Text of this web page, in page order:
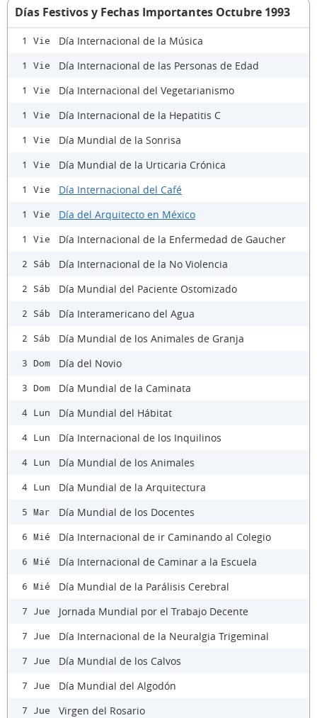
Días Festivos y Fechas Importantes Octubre 1993
1 Vie Día Internacional de la Música
1 Vie Día Internacional de las Personas de Edad
1 Vie Día Internacional del Vegetarianismo
1 Vie Día Internacional de la Hepatitis C
1 Vie Día Mundial de la Sonrisa
1 Vie Día Mundial de la Urticaria Crónica
1 Vie Día Internacional del Café
1 Vie Día del Arquitecto en México
1 Vie Día Internacional de la Enfermedad de Gaucher
2 Sáb Día Internacional de la No Violencia
2 Sáb Día Mundial del Paciente Ostomizado
2 Sáb Día Interamericano del Agua
2 Sáb Día Mundial de los Animales de Granja
3 Dom Día del Novio
3 Dom Día Mundial de la Caminata
4 Lun Día Mundial del Hábitat
4 Lun Día Internacional de los Inquilinos
4 Lun Día Mundial de los Animales
4 Lun Día Mundial de la Arquitectura
5 Mar Día Mundial de los Docentes
6 Mié Día Internacional de ir Caminando al Colegio
6 Mié Día Internacional de Caminar a la Escuela
6 Mié Día Mundial de la Parálisis Cerebral
7 Jue Jornada Mundial por el Trabajo Decente
7 Jue Día Internacional de la Neuralgia Trigeminal
7 Jue Día Mundial de los Calvos
7 Jue Día Mundial del Algodón
7 Jue Virgen del Rosario